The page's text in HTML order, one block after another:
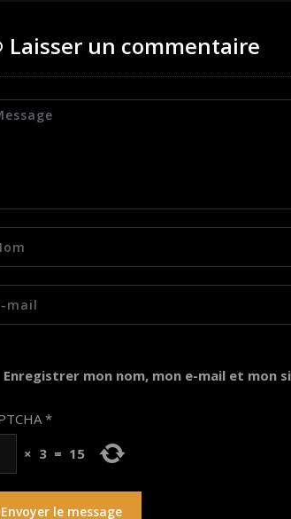
Laisser un commentaire
Enregistrer mon nom, mon e-mail et mon
*
× 3 = 15